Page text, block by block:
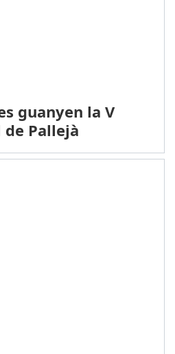
guanyen la V
de Pallejà